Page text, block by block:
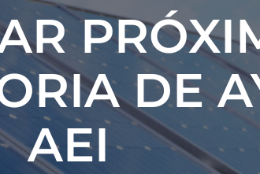
DE
AEI